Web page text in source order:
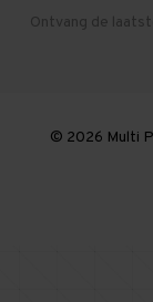
Gebruikte
Ontvang de
© 2026 Multi